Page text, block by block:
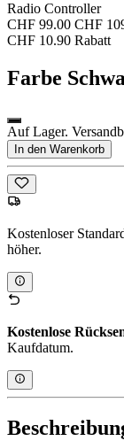
Radio Controller
CHF 99.00 CHF
CHF 10.90 Rabatt
Farbe
Auf Lager.
In den Warenkorb
Kostenloser
höher.
Kostenlose
Kaufdatum.